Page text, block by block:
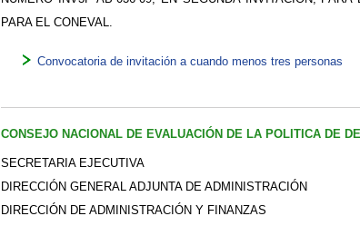
PARA EL CONEVAL.
Convocatoria de invitación a cuando menos tres personas
CONSEJO NACIONAL DE EVALUACIÓN DE LA POLITICA DE
SECRETARIA EJECUTIVA
DIRECCIÓN GENERAL ADJUNTA DE ADMINISTRACIÓN
DIRECCIÓN DE ADMINISTRACIÓN Y FINANZAS